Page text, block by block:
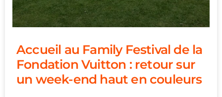
Accueil au Family Festival de la
Fondation Vuitton : retour sur
un week-end haut en couleurs